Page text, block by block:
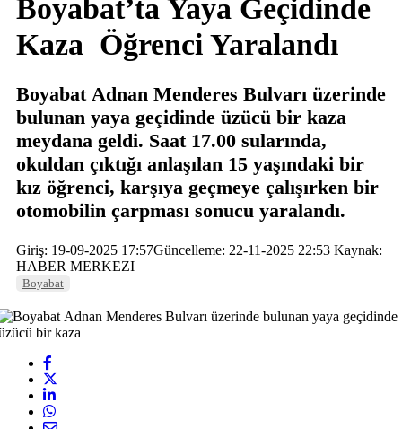
Boyabat’ta Yaya Geçidinde
Kaza Öğrenci Yaralandı
Boyabat Adnan Menderes Bulvarı üzerinde
bulunan yaya geçidinde üzücü bir kaza
meydana geldi. Saat 17.00 sularında,
okuldan çıktığı anlaşılan 15 yaşındaki bir
kız öğrenci, karşıya geçmeye çalışırken bir
otomobilin çarpması sonucu yaralandı.
Giriş: 19-09-2025 17:57Güncelleme: 22-11-2025 22:53 Kaynak:
HABER MERKEZI
Boyabat